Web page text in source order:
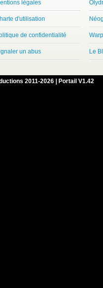
légales
d'utilisation
de confidentialité
un abus Le
2011-2026 | Portail V1.42